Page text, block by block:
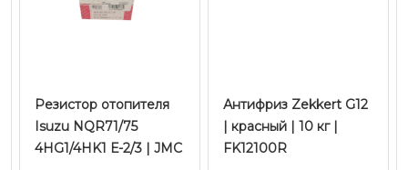
Резистор отопителя
Isuzu NQR71/75
4HG1/4HK1 Е-2/3 | JMC
Антифриз Zekkert G12
| красный | 10 кг |
FK12100R